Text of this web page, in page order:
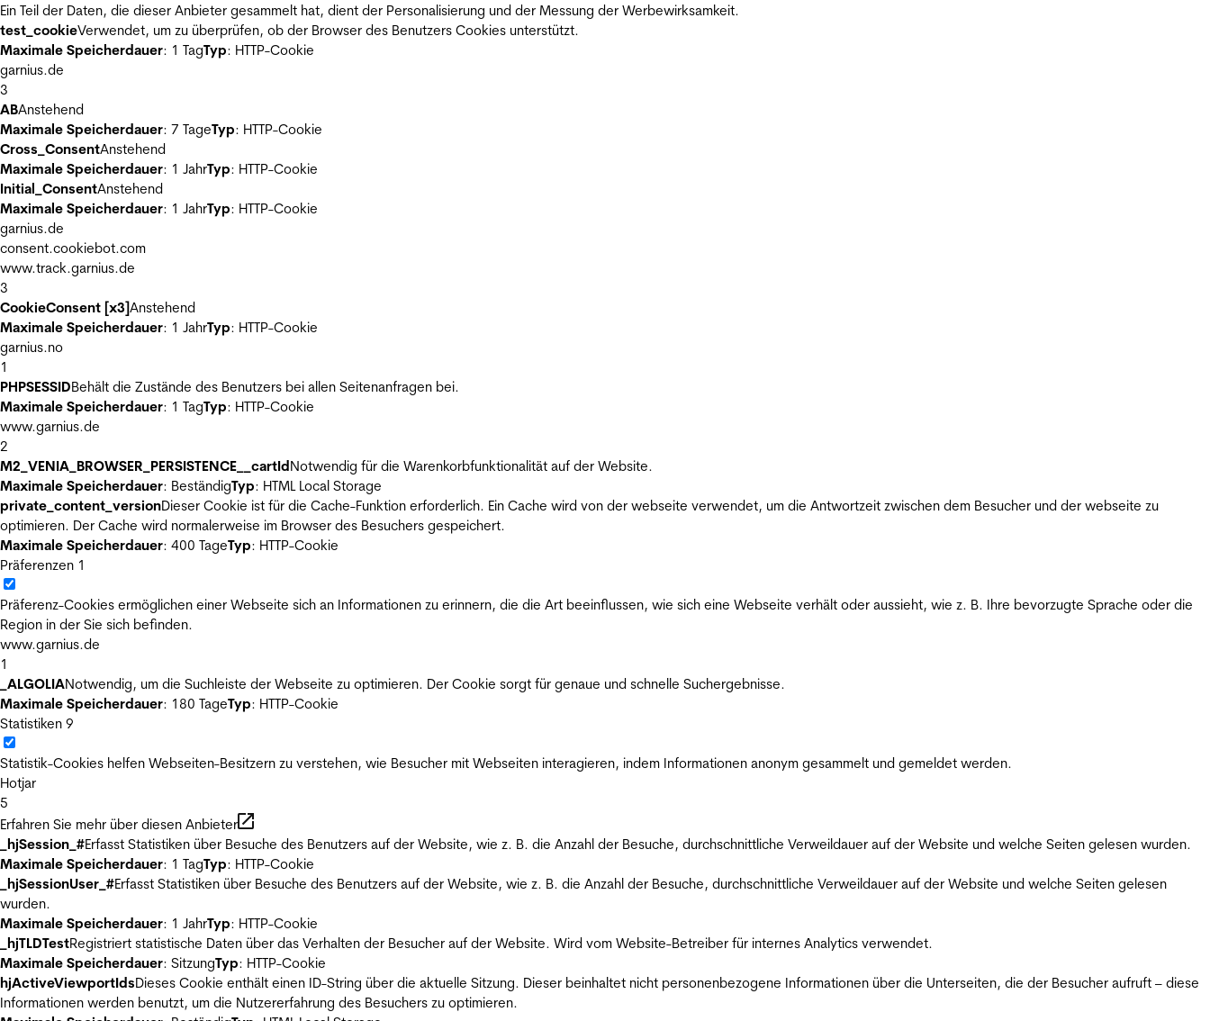
Ein Teil der Daten, die dieser Anbieter gesammelt hat, dient der Personalisierung und der Messung der Werbewirksamkeit.
test_cookieVerwendet, um zu überprüfen, ob der Browser des Benutzers Cookies unterstützt.
Maximale Speicherdauer: 1 TagTyp: HTTP-Cookie
garnius.de
3
ABAnstehend
Maximale Speicherdauer: 7 TageTyp: HTTP-Cookie
Cross_ConsentAnstehend
Maximale Speicherdauer: 1 JahrTyp: HTTP-Cookie
Initial_ConsentAnstehend
Maximale Speicherdauer: 1 JahrTyp: HTTP-Cookie
garnius.de
consent.cookiebot.com
www.track.garnius.de
3
CookieConsent [x3]Anstehend
Maximale Speicherdauer: 1 JahrTyp: HTTP-Cookie
garnius.no
1
PHPSESSIDBehält die Zustände des Benutzers bei allen Seitenanfragen bei.
Maximale Speicherdauer: 1 TagTyp: HTTP-Cookie
www.garnius.de
2
M2_VENIA_BROWSER_PERSISTENCE__cartIdNotwendig für die Warenkorbfunktionalität auf der Website.
Maximale Speicherdauer: BeständigTyp: HTML Local Storage
private_content_versionDieser Cookie ist für die Cache-Funktion erforderlich. Ein Cache wird von der webseite verwendet, um die Antwortzeit zwischen dem Besucher und der webseite zu
optimieren. Der Cache wird normalerweise im Browser des Besuchers gespeichert.
Maximale Speicherdauer: 400 TageTyp: HTTP-Cookie
Präferenzen 1
Präferenz-Cookies ermöglichen einer Webseite sich an Informationen zu erinnern, die die Art beeinflussen, wie sich eine Webseite verhält oder aussieht, wie z. B. Ihre bevorzugte Sprache oder die
Region in der Sie sich befinden.
www.garnius.de
1
_ALGOLIANotwendig, um die Suchleiste der Webseite zu optimieren. Der Cookie sorgt für genaue und schnelle Suchergebnisse.
Maximale Speicherdauer: 180 TageTyp: HTTP-Cookie
Statistiken 9
Statistik-Cookies helfen Webseiten-Besitzern zu verstehen, wie Besucher mit Webseiten interagieren, indem Informationen anonym gesammelt und gemeldet werden.
Hotjar
5
Erfahren Sie mehr über diesen Anbieter
_hjSession_#Erfasst Statistiken über Besuche des Benutzers auf der Website, wie z. B. die Anzahl der Besuche, durchschnittliche Verweildauer auf der Website und welche Seiten gelesen wurden.
Maximale Speicherdauer: 1 TagTyp: HTTP-Cookie
_hjSessionUser_#Erfasst Statistiken über Besuche des Benutzers auf der Website, wie z. B. die Anzahl der Besuche, durchschnittliche Verweildauer auf der Website und welche Seiten gelesen
wurden.
Maximale Speicherdauer: 1 JahrTyp: HTTP-Cookie
_hjTLDTestRegistriert statistische Daten über das Verhalten der Besucher auf der Website. Wird vom Website-Betreiber für internes Analytics verwendet.
Maximale Speicherdauer: SitzungTyp: HTTP-Cookie
hjActiveViewportIdsDieses Cookie enthält einen ID-String über die aktuelle Sitzung. Dieser beinhaltet nicht personenbezogene Informationen über die Unterseiten, die der Besucher aufruft – diese
Informationen werden benutzt, um die Nutzererfahrung des Besuchers zu optimieren.